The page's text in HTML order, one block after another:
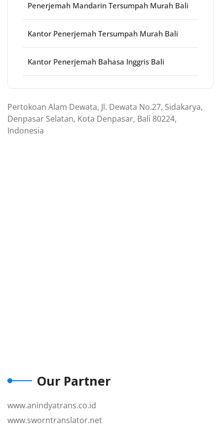
Penerjemah Mandarin Tersumpah Murah Bali
Kantor Penerjemah Tersumpah Murah Bali
Kantor Penerjemah Bahasa Inggris Bali
Pertokoan Alam Dewata, Jl. Dewata No.27, Sidakarya,
Denpasar Selatan, Kota Denpasar, Bali 80224,
Indonesia
Our Partner
www.anindyatrans.co.id
www.sworntranslator.net